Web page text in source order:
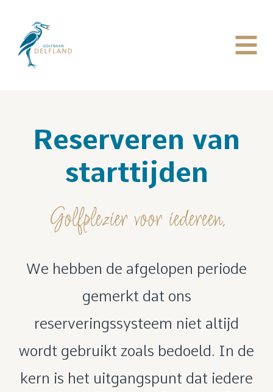
Reserveren van
starttijden
Golfplezier voor iedereen.
We hebben de afgelopen periode
gemerkt dat ons
reserveringssysteem niet altijd
wordt gebruikt zoals bedoeld. In de
kern is het uitgangspunt dat iedere